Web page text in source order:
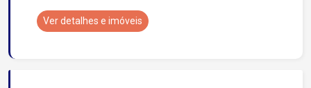
Ver detalhes e imóveis